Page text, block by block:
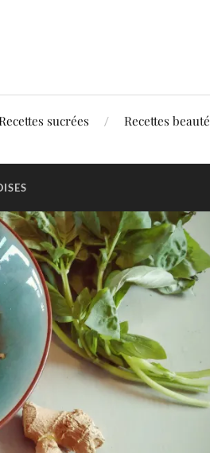
sucrées Recettes beauté